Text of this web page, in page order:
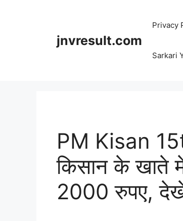
jnvresult.com
Privacy
Sarkari
PM Kisan
किसान के खाते
2000 रुपए, देखें